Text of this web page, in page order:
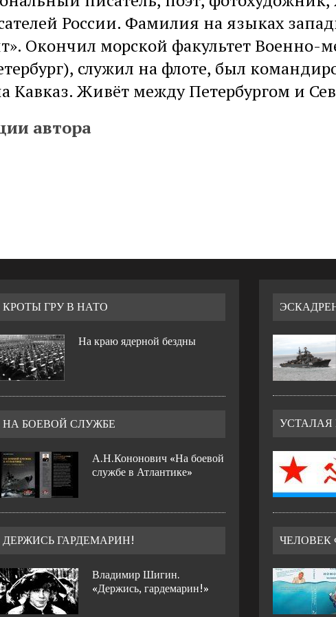
ОПЕРАЦИИ
России. Фамилия на языках
Окончил морской факультет Военно-
служил на флоте, был
Кавказ. Живёт между Петербургом и
автора
КРОТЫ ГРУ В НАТО
На краю ядерной бездны
НА БОЕВОЙ СЛУЖБЕ
А.Н.Кононович «На боевой
службе в Атлантике»
ДЕРЖИСЬ ГАРДЕМАРИН!
Владимир Шигин.
«Держись, гардемарин!»
ЧЕЛОВЕК